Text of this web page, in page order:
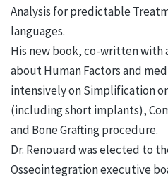
Analysis for predictable
languages.
His new book, co-written with
about Human Factors and
intensively on Simplification
(including short implants),
and Bone Grafting procedure.
Dr. Renouard was elected to
Osseointegration executive